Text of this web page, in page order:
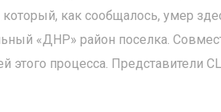
как сообщалось, умер
«ДНР» район поселка.
этого процесса. Представители